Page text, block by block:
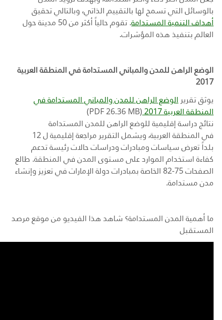
بالوسائل التي تسمح لها بالتقييم الذاتي، وبالتالي تحقيق
أهداف التنمية المستدامة
. تقوم حالياً أكثر من 50 مدينة حول
العالم بتنفيذ هذه المؤشرات.
الوضع الراهن للمدن والمباني المستدامة في المنطقة العربية
2017
يوثقتقرير الوضع الراهن للمدن والمباني المستدامة في
المنطقة العربية 2017
(
PDF 26.36 MB
)
نتائج دراسة إقليمية للوضع الراهن للمدن المستدامة
في المنطقة العربية، ويشمل التقرير مراجعة إقليمية ل 12
بلداًتعرض سياساتومبادراتودراسات حالات رئيسةتدعم
كفاءة استخدام المواردعلى مستوى المدن في المنطقة. طالع
الصفحات 75-82 الخاصة بمبادرات دولة الإمارات في تعزيز وإنشاء
مدن مستدامة.
ما أهمية المدن المستدامة؟ شاهد هذا الفيديو من موقع مرصد
المستقبل